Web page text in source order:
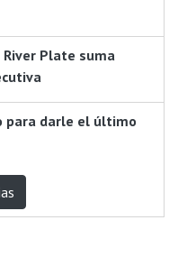
River Plate suma
para darle el último